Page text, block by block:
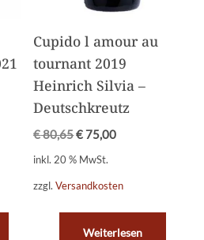
Cupido l amour au
tournant 2019
Heinrich Silvia –
Deutschkreutz
€80,65€ 75,00
inkl. 20 % MwSt.
zzgl.Versandkosten
Weiterlesen